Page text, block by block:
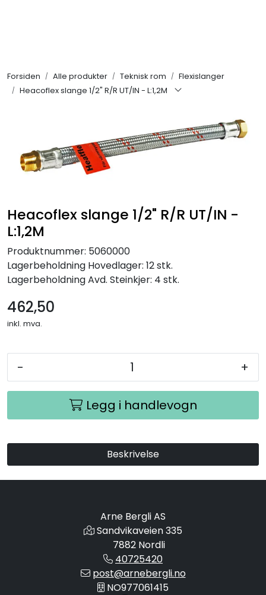
Forsiden Alle produkter Teknisk rom
Flexislanger
Heacoflex slange 1/2" R/R UT/IN - L:1,2M
Heacoflex slange 1/2" R/R UT/IN -
L:1,2M
Produktnummer: 5060000
Lagerbeholdning Hovedlager: 12 stk.
LagerbeholdningAvd. Steinkjer: 4 stk.
462,50
inkl. mva.
- +
Legg i handlevogn
Beskrivelse
Arne Bergli AS
Sandvikaveien 335
7882 Nordli
40725420
post@arnebergli.no
NO977061415
KAMPANJER
Søk om proffkundekonto
Outlet
Be om tilbud